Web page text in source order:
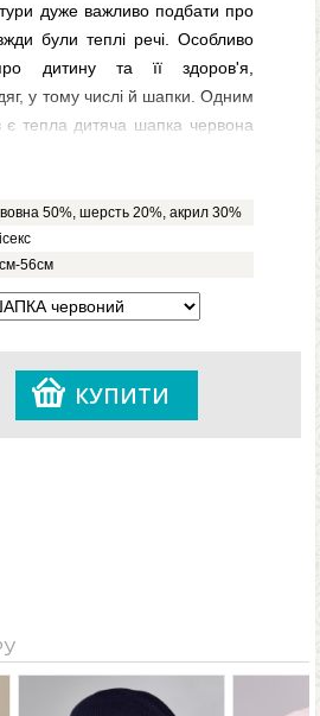
дуже важливо подбати про
були теплі речі. Особливо
дитину та її здоров'я,
у тому числі й шапки. Одним
є тепла дитяча шапка червона
дівчаток та хлопчиків. З її
Дитяча шапка LARRY CH
хлопчиків та дівчаток
вовни та акрилу. А це
зимові шапки збережуть тепло і
того, дитяча шапка LARRY
кольору для дівчаток та
будь-який образ.
50%, шерсть 20%, акрил 30%
56см
КУПИТИ